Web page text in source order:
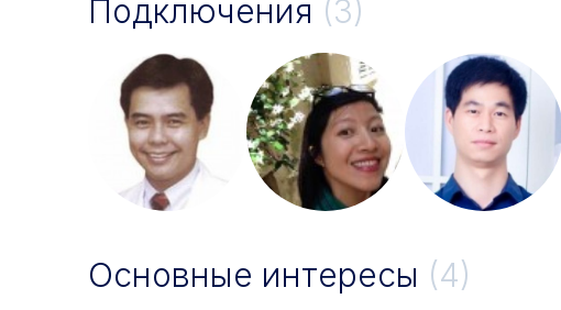
Подключения (3)
Основные интересы (4)